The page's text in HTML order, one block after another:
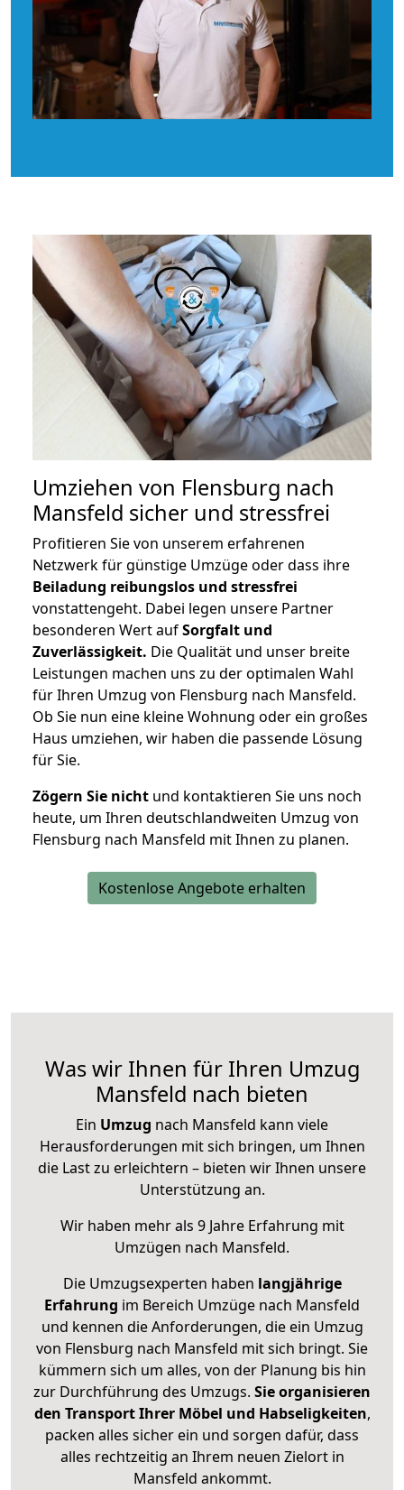
Umziehen von Flensburg nach
Mansfeld sicher und stressfrei
Profitieren Sie von unserem erfahrenen
Netzwerk für günstige Umzüge oder dass ihre
Beiladung reibungslos und stressfrei
vonstattengeht. Dabei legen unsere Partner
besonderen Wert aufSorgfalt und
Zuverlässigkeit. Die Qualität und unser breite
Leistungen machen uns zu der optimalen Wahl
für Ihren Umzug von Flensburg nach Mansfeld.
Ob Sie nun eine kleine Wohnung oder ein großes
Haus umziehen, wir haben die passende Lösung
für Sie.
Zögern Sie nicht und kontaktieren Sie uns noch
heute, um Ihren deutschlandweiten Umzug von
Flensburg nach Mansfeld mit Ihnen zu planen.
Kostenlose Angebote erhalten
Was wir Ihnen für Ihren Umzug
Mansfeld nach bieten
Ein Umzug nach Mansfeld kann viele
Herausforderungen mit sich bringen, um Ihnen
die Last zu erleichtern – bieten wir Ihnen unsere
Unterstützung an.
Wir haben mehr als 9 Jahre Erfahrung mit
Umzügen nach Mansfeld.
Die Umzugsexperten haben langjährige
Erfahrung im Bereich Umzüge nach Mansfeld
und kennen die Anforderungen, die ein Umzug
von Flensburg nach Mansfeld mit sich bringt. Sie
kümmern sich um alles, von der Planung bis hin
zur Durchführung des Umzugs. Sie organisieren
den Transport Ihrer Möbel und Habseligkeiten,
packen alles sicher ein und sorgen dafür, dass
alles rechtzeitig an Ihrem neuen Zielort in
Mansfeld ankommt.